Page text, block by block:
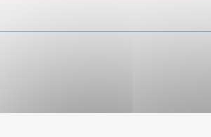
strategii podatkowej ARP za rok